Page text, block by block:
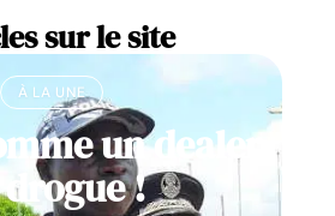
sur le site
À LA UNE
un dealer
!